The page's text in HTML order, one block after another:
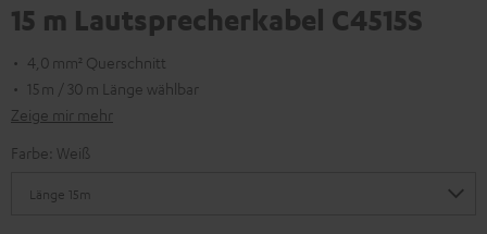
15 m Lautsprecherkabel C4515S
4,0 mm² Querschnitt
15 m / 30 m Länge wählbar
Zeige mir mehr
Farbe: Weiß